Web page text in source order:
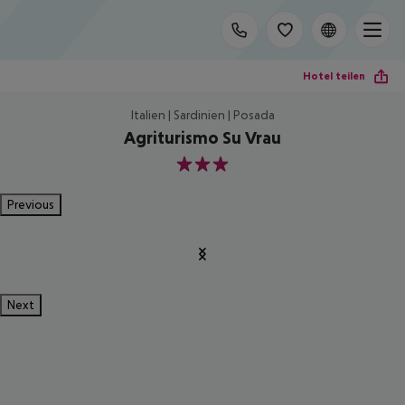
Hotel teilen
Italien | Sardinien | Posada
Agriturismo Su Vrau
3
Previous
Next